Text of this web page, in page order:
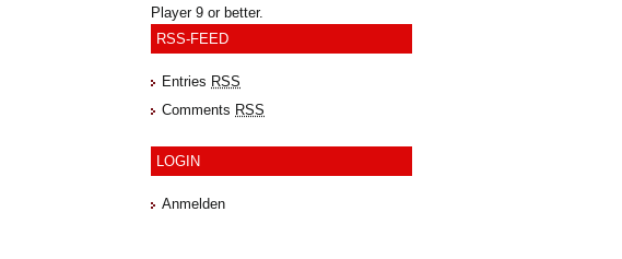
Player9 or better.
RSS-FEED
Entries RSS
Comments RSS
LOGIN
Anmelden